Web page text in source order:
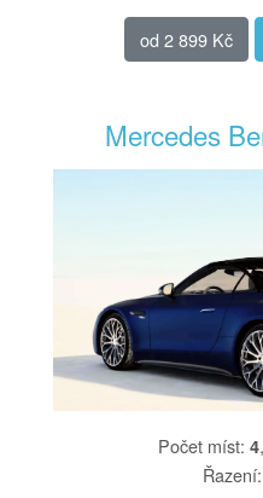
od 2 899 Kč
Mercedes
Počet míst: 4,
Řazení: